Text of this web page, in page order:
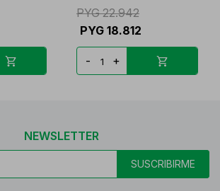
PYG 22.942
PYG 18.812
- +
NEWSLETTER
SUSCRIBIRME